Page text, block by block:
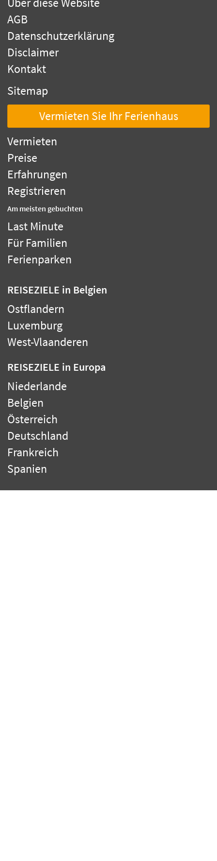
AGB
Datenschutzerklärung
Disclaimer
Kontakt
Sitemap
Vermieten Sie Ihr Ferienhaus
Vermieten
Preise
Erfahrungen
Registrieren
Am meisten gebuchten
Last Minute
Für Familien
Ferienparken
REISEZIELE in Belgien
Ostflandern
Luxemburg
West-Vlaanderen
REISEZIELE in Europa
Niederlande
Belgien
Österreich
Deutschland
Frankreich
Spanien